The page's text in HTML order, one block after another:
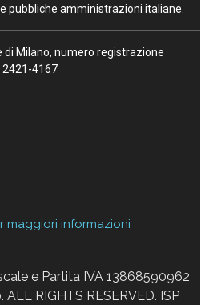
pubbliche amministrazioni italiane.
Milano, numero registrazione
2421-4167
maggiori informazioni
e Partita IVA 13868590962
RIGHTS RESERVED. ISP